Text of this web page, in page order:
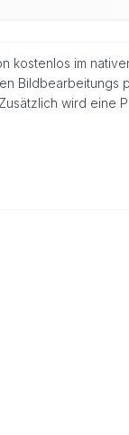
kostenlos im
Bildbearbeitungs
wird eine